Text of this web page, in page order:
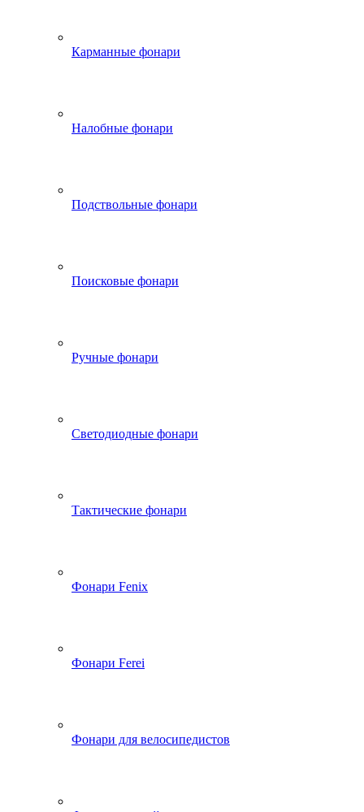
Карманные фонари
Налобные фонари
Подствольные фонари
Поисковые фонари
Ручные фонари
Светодиодные фонари
Тактические фонари
Фонари Fenix
Фонари Ferei
Фонари для велосипедистов